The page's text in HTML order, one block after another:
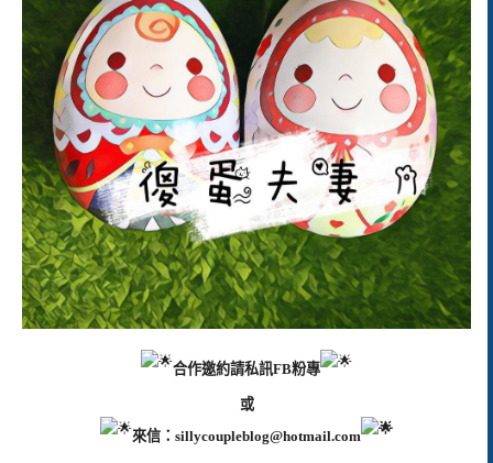
合作邀約請私訊FB粉專
或
來信： sillycoupleblog@hotmail.com